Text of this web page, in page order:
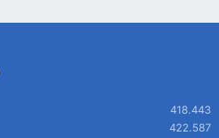
418.443
422.587